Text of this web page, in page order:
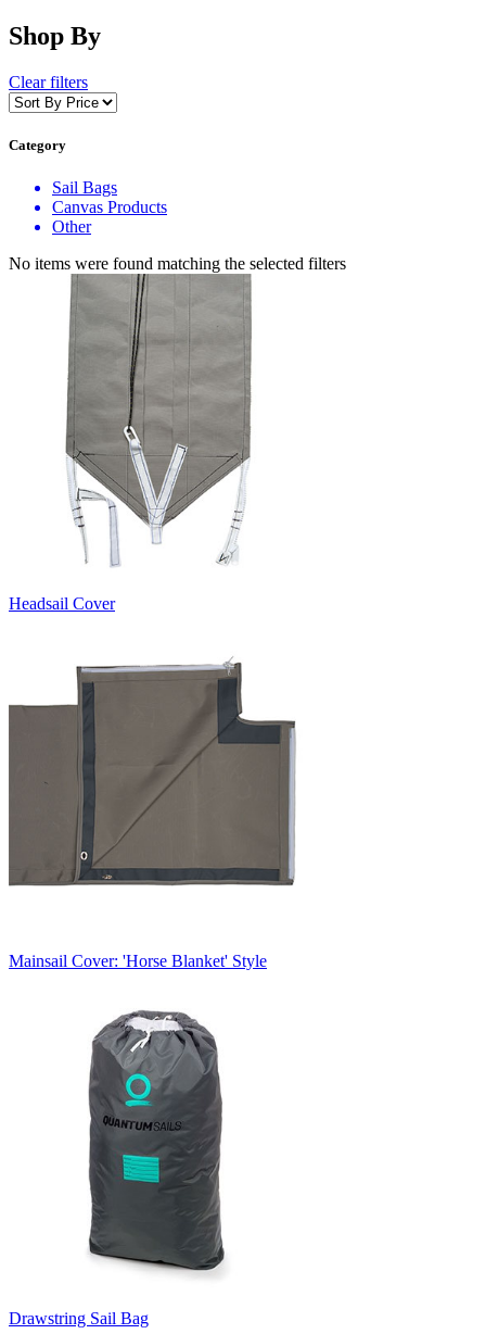
Shop By
Clear filters
Category
Sail Bags
Canvas Products
Other
No items were found matching the selected filters
​Headsail Cover
​Mainsail Cover: 'Horse Blanket' Style
Drawstring Sail Bag